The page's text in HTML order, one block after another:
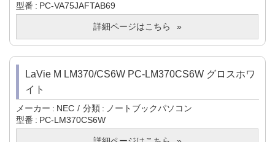
型番
PC-VA75JAFTAB69
詳細ページはこちら
LaVie M LM370/CS6W PC-LM370CS6W グロスホワ
イト
メーカー NEC 分類
ノートブックパソコン
型番
PC-LM370CS6W